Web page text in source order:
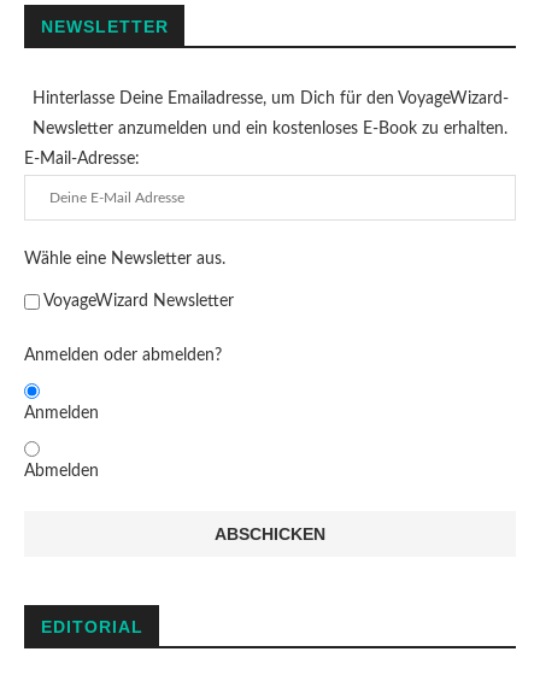
NEWSLETTER
Hinterlasse Deine Emailadresse, um Dich für den VoyageWizard-
Newsletter anzumelden und ein kostenloses E-Book zu erhalten.
E-Mail-Adresse:
Wähle eine Newsletter aus.
VoyageWizard Newsletter
Anmelden oder abmelden?
Anmelden
Abmelden
EDITORIAL